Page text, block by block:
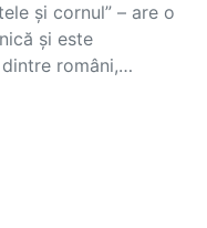
și cornul” – are o
și este
români,…